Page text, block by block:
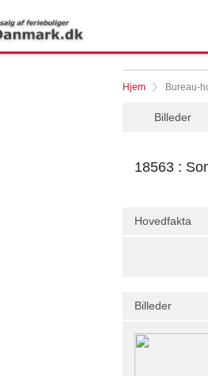
Hjem Bureau-
Billeder
18563 :
Hovedfakta
Billeder